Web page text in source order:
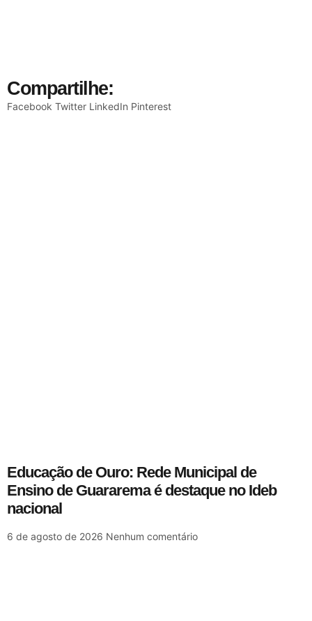
Compartilhe:
Facebook Twitter LinkedIn Pinterest
Educação de Ouro: Rede Municipal de
Ensino de Guararema é destaque no Ideb
nacional
6 de agosto de 2026 Nenhum comentário